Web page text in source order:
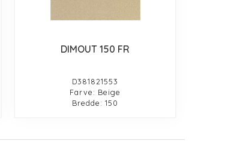
DIMOUT 150 FR
D381821553
Farve: Beige
Bredde: 150